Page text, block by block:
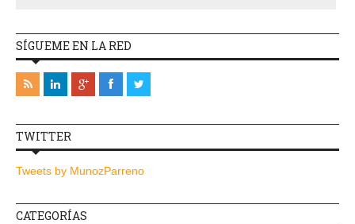
SÍGUEME EN LA RED
TWITTER
Tweets by MunozParreno
CATEGORÍAS